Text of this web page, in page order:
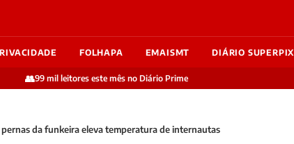
FOLHAPA EMAISMT DIÁRIO SUPERPIX
👥99 mil leitores este mês no Diário Prime
da funkeira eleva temperatura de internautas